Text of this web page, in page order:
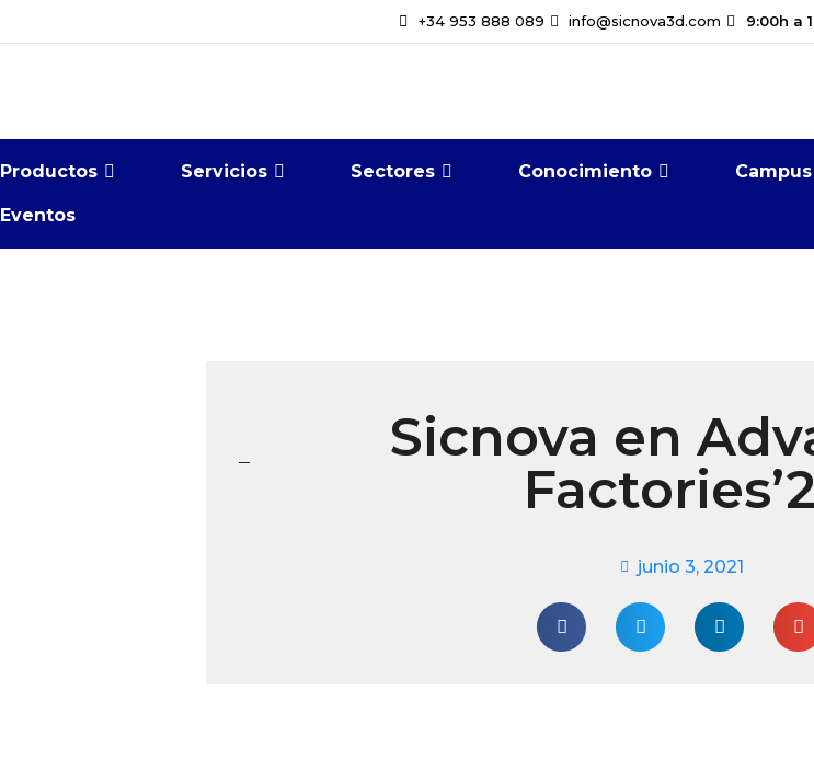
+34 953 888 089 info@sicnova3d.com 9:00h a
Productos Servicios Sectores Conocimiento Campus
Eventos
Sicnova en
junio 3, 2021